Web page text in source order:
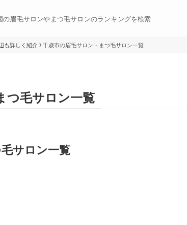
の眉毛サロンやまつ毛サロンのランキングを検索
も詳しく紹介 千歳市の眉毛サロン・まつ毛サロン一覧
つ毛サロン一覧
サロン一覧